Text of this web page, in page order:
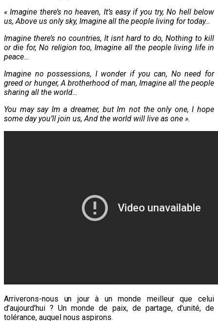
« Imagine there’s no heaven, It’s easy if you try, No hell below
us, Above us only sky, Imagine all the people living for today…
Imagine there’s no countries, It isnt hard to do, Nothing to kill
or die for, No religion too, Imagine all the people living life in
peace…
Imagine no possessions, I wonder if you can, No need for
greed or hunger, A brotherhood of man, Imagine all the people
sharing all the world…
You may say Im a dreamer, but Im not the only one, I hope
some day you’ll join us, And the world will live as one ».
Arriverons-nous un jour à un monde meilleur que celui
d’aujourd’hui ? Un monde de paix, de partage, d’unité, de
tolérance, auquel nous aspirons.